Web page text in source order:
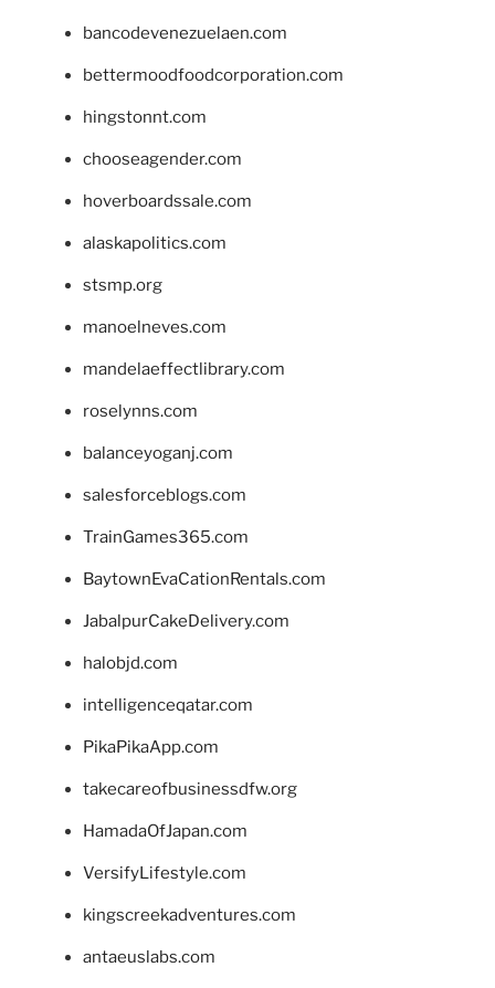
bancodevenezuelaen.com
bettermoodfoodcorporation.com
hingstonnt.com
chooseagender.com
hoverboardssale.com
alaskapolitics.com
stsmp.org
manoelneves.com
mandelaeffectlibrary.com
roselynns.com
balanceyoganj.com
salesforceblogs.com
TrainGames365.com
BaytownEvaCationRentals.com
JabalpurCakeDelivery.com
halobjd.com
intelligenceqatar.com
PikaPikaApp.com
takecareofbusinessdfw.org
HamadaOfJapan.com
VersifyLifestyle.com
kingscreekadventures.com
antaeuslabs.com